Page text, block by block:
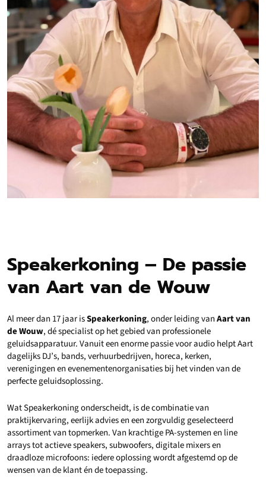
Speakerkoning – De passie
van Aart van de Wouw
Al meer dan 17 jaar isSpeakerkoning, onder leiding vanAart van
de Wouw, dé specialist op het gebied van professionele
geluidsapparatuur. Vanuit een enorme passie voor audio helpt Aart
dagelijks DJ’s, bands, verhuurbedrijven, horeca, kerken,
verenigingen en evenementenorganisaties bij het vinden van de
perfecte geluidsoplossing.
Wat Speakerkoning onderscheidt, is de combinatie van
praktijkervaring, eerlijk advies en een zorgvuldig geselecteerd
assortiment van topmerken. Van krachtige PA-systemen en line
arrays tot actieve speakers, subwoofers, digitale mixers en
draadloze microfoons: iedere oplossing wordt afgestemd op de
wensen van de klant én de toepassing.